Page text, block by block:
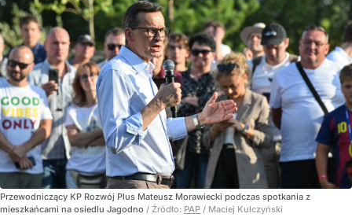
Przewodniczący KP Rozwój Plus Mateusz Morawiecki podczas spotkania z
mieszkańcami na osiedlu Jagodno / Źródło: PAP / Maciej Kulczyński